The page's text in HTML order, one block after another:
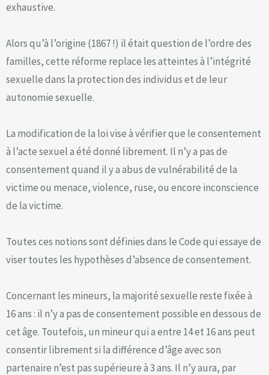
exhaustive.
Alors qu’à l’origine (1867 !) il était question de l’ordre des
familles, cette réforme replace les atteintes à l’intégrité
sexuelle dans la protection des individus et de leur
autonomie sexuelle.
La modification de la loi vise à vérifier que le consentement
à l’acte sexuel a été donné librement. Il n’y a pas de
consentement quand il y a abus de vulnérabilité de la
victime ou menace, violence, ruse, ou encore inconscience
de la victime.
Toutes ces notions sont définies dans le Code qui essaye de
viser toutes les hypothèses d’absence de consentement.
Concernant les mineurs, la majorité sexuelle reste fixée à
16 ans : il n’y a pas de consentement possible en dessous de
cet âge. Toutefois, un mineur qui a entre 14 et 16 ans peut
consentir librement si la différence d’âge avec son
partenaire n’est pas supérieure à 3 ans. Il n’y aura, par